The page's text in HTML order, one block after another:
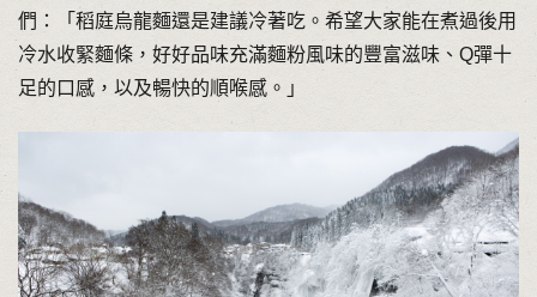
們：「稻庭烏龍麵還是建議冷著吃。希望大家能在煮過後用
冷水收緊麵條，好好品味充滿麵粉風味的豐富滋味、Q彈十
足的口感，以及暢快的順喉感。」